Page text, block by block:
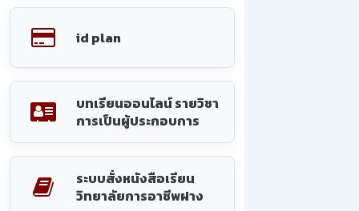
id plan
บทเรียนออนไลน์ รายวิชา
การเป็นผู้ประกอบการ
ระบบสั่งหนังสือเรียน
วิทยาลัยการอาชีพฝาง